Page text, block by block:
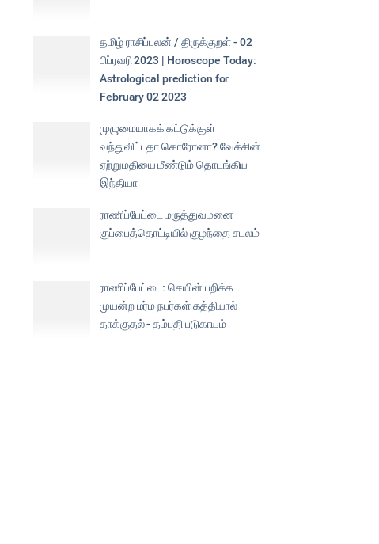
தமிழ் ராசிப்பலன் / திருக்குறள் - 02
பிப்ரவரி 2023 | Horoscope Today:
Astrological prediction for
February 02 2023
முழுமையாகக் கட்டுக்குள்
வந்துவிட்டதா கொரோனா? வேக்சின்
ஏற்றுமதியை மீண்டும் தொடங்கிய
இந்தியா
ராணிப்பேட்டை மருத்துவமனை
குப்பைத்தொட்டியில் குழந்தை சடலம்
ராணிப்பேட்டை: செயின் பறிக்க
முயன்ற மர்ம நபர்கள் கத்தியால்
தாக்குதல் - தம்பதி படுகாயம்